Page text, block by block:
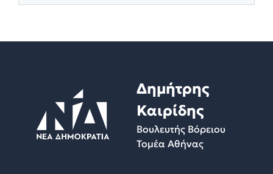
Δημήτρης
Καιρίδης
Βουλευτής Βόρειου
Τομέα Αθήνας